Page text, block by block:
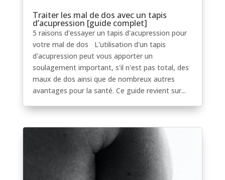
Traiter les mal de dos avec un tapis
d’acupression [guide complet]
5 raisons d'essayer un tapis d'acupression pour
votre mal de dos L'utilisation d'un tapis
d'acupression peut vous apporter un
soulagement important, s'il n'est pas total, des
maux de dos ainsi que de nombreux autres
avantages pour la santé. Ce guide revient sur...